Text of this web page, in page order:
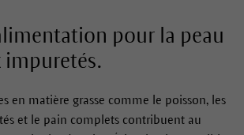
pour la peau
impuretés.
en matière grasse comme le poisson, les
et le pain complets contribuent au